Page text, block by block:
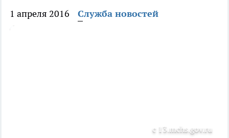
1 апреля 2016 Служба новостей
с 13.mchs.gov.ru